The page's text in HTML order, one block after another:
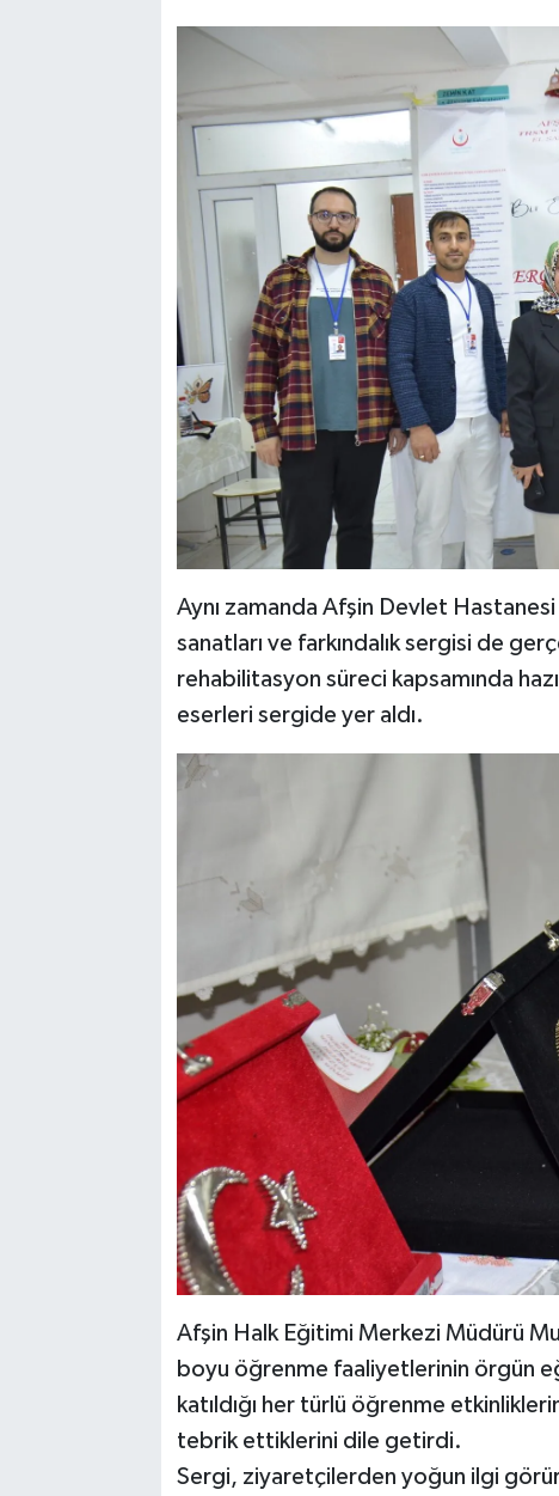
Aynı zamanda Afşin Devlet Hastanesi
sanatları ve farkındalık sergisi de
rehabilitasyon süreci kapsamında
eserleri sergide yer aldı.
Afşin Halk Eğitimi Merkezi Müdürü
boyu öğrenme faaliyetlerinin örgün
katıldığı her türlü öğrenme
tebrik ettiklerini dile getirdi.
Sergi, ziyaretçilerden yoğun ilgi